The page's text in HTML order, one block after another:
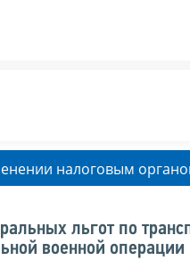
налоговым
льгот по
военной